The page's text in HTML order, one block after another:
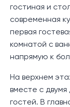
гостиная и
современная
первая
комнатой с
напрямую к
На верхнем
вместе с
гостей. В